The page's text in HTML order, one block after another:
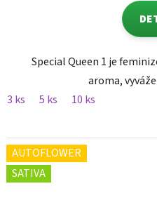
Special Queen 1 je
aroma,
3 ks
5 ks 10 ks
AUTOFLOWER
SATIVA